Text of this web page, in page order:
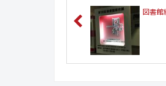
図書館